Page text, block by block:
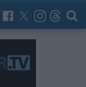
News Now Archív